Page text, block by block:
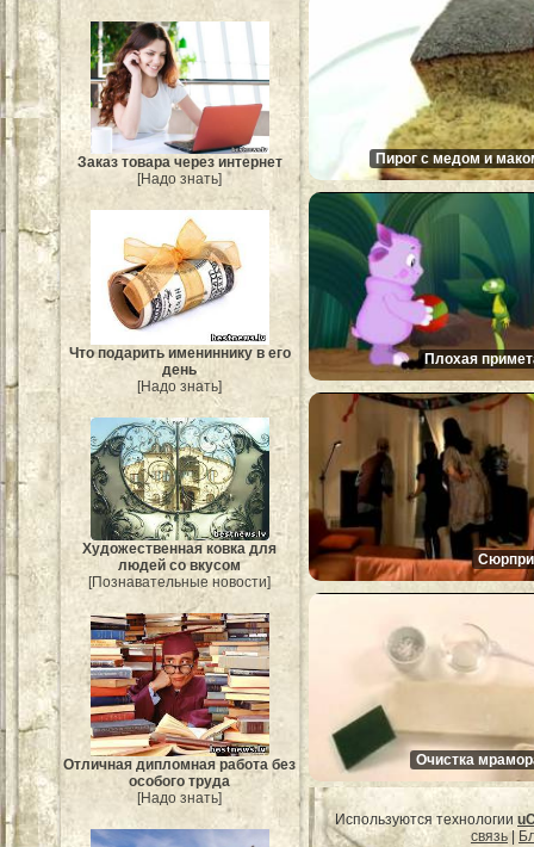
Заказ товара через интернет
[Надо знать]
Что подарить имениннику в его
день
[Надо знать]
Художественная ковка для
людей со вкусом
[Познавательные новости]
Отличная дипломная работа без
особого труда
[Надо знать]
Пирог с медом и
Плохая
Очистка
Используются технологии
связь